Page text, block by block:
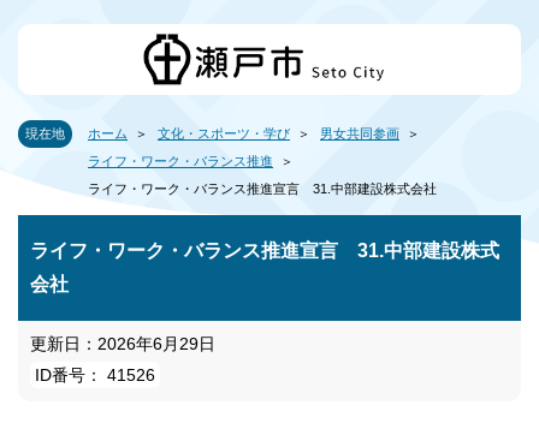
現在地 ホーム 文化・スポーツ・学び
男女共同参画
ライフ・ワーク・バランス推進
ライフ・ワーク・バランス推進宣言 31.中部建設株式会社
ライフ・ワーク・バランス推進宣言 31.中部建設株式
会社
更新日：2026年6月29日
ID番号： 41526